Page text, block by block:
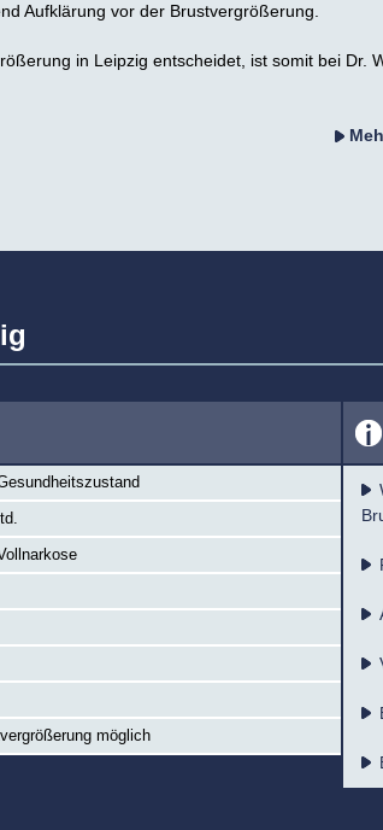
Aufklärung vor der Brustvergrößerung.
in Leipzig entscheidet, ist somit bei Dr.
möglich